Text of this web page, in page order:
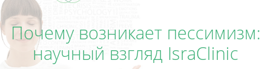
Почему возникает пессимизм:
научный взгляд IsraClinic